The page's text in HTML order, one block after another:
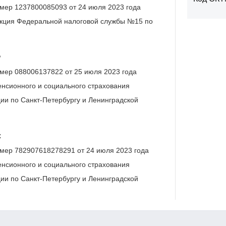
1237800085093 от 24 июля 2023 года
Федеральной налоговой службы №15 по
088006137822 от 25 июля 2023 года
и социального страхования
по Санкт-Петербургу и Ленинградской
782907618278291 от 24 июля 2023 года
и социального страхования
по Санкт-Петербургу и Ленинградской